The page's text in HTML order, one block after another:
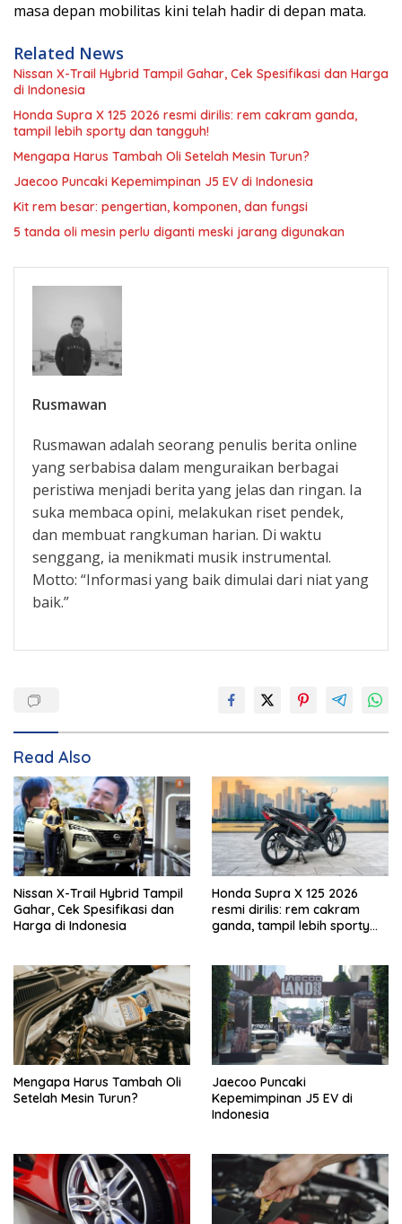
masa depan mobilitas kini telah hadir di depan mata.
Related News
Nissan X-Trail Hybrid Tampil Gahar, Cek Spesifikasi dan Harga
di Indonesia
Honda Supra X 125 2026 resmi dirilis: rem cakram ganda,
tampil lebih sporty dan tangguh!
Mengapa Harus Tambah Oli Setelah Mesin Turun?
Jaecoo Puncaki Kepemimpinan J5 EV di Indonesia
Kit rem besar: pengertian, komponen, dan fungsi
5 tanda oli mesin perlu diganti meski jarang digunakan
Rusmawan
Rusmawan adalah seorang penulis berita online
yang serbabisa dalam menguraikan berbagai
peristiwa menjadi berita yang jelas dan ringan. Ia
suka membaca opini, melakukan riset pendek,
dan membuat rangkuman harian. Di waktu
senggang, ia menikmati musik instrumental.
Motto: “Informasi yang baik dimulai dari niat yang
baik.”
Read Also
Nissan X-Trail Hybrid Tampil
Gahar, Cek Spesifikasi dan
Harga di Indonesia
Honda Supra X 125 2026
resmi dirilis: rem cakram
ganda, tampil lebih sporty
Mengapa Harus Tambah Oli
Setelah Mesin Turun?
Jaecoo Puncaki
Kepemimpinan J5 EV di
Indonesia